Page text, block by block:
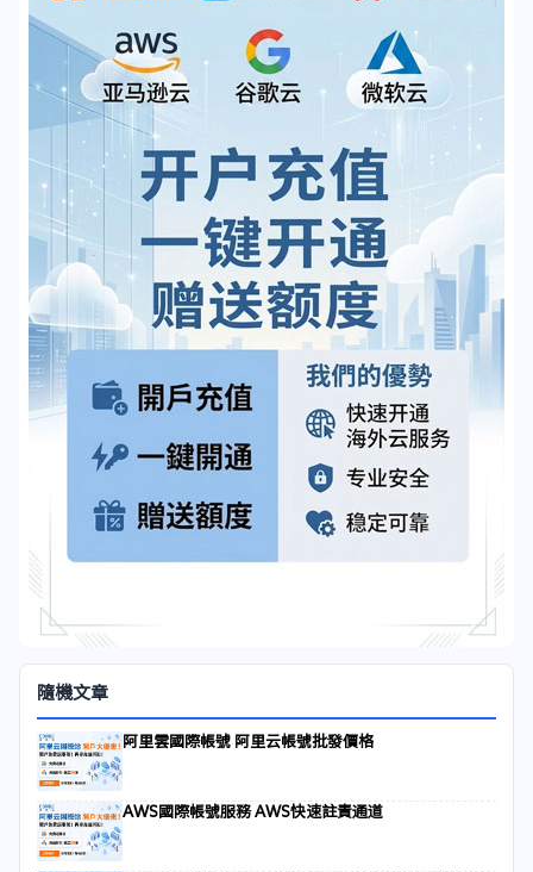
隨機文章
阿里雲國際帳號 阿里云帳號批發價格
AWS國際帳號服務 AWS快速註責通道